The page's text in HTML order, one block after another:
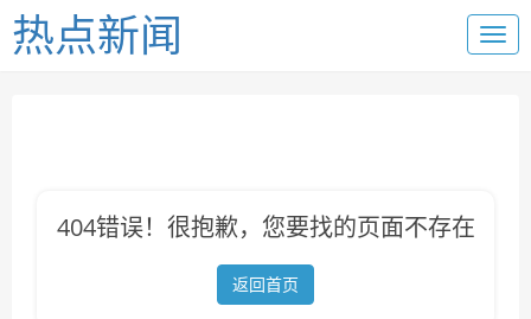
热点新闻
404错误！很抱歉，您要找的页面不存在
返回首页